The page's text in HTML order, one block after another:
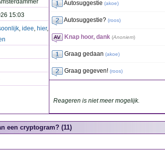
15:03
, idee, hier,
Autosuggestie (akoe)
Autosuggestie? (roos)
Knap hoor, dank (Anoniem)
Graag gedaan (akoe)
Graag gegeven! (roos)
Reageren is niet meer mogelijk.
een cryptogram? (11)